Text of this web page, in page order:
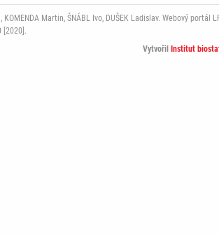
KOMENDA Martin, ŠNÁBL Ivo, DUŠEK Ladislav. Webový
Vytvořil Institut